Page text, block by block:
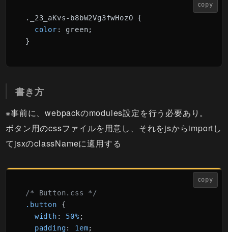
copy
._23_aKvs-b8bW2Vg3fwHozO {
color : green;
}
書き方
※事前に、webpackのmodules設定を行う必要あり。
ボタン用のcssファイルを用意し、それをjsからimportし
てjsxのclassNameに適用する
copy
/* Button.css */
.button {
width : 50% ;
padding: 1em;